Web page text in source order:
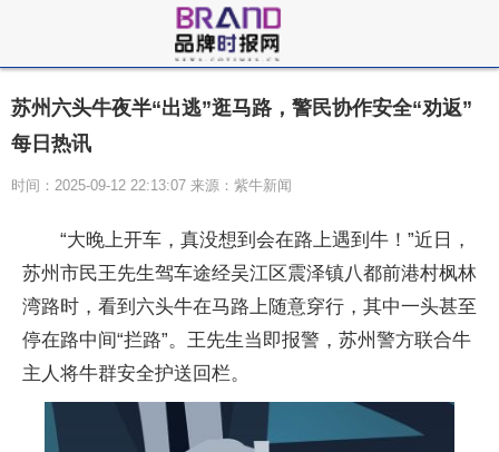
苏州六头牛夜半“出逃”逛马路，警民协作安全“劝返”
每日热讯
时间：2025-09-12 22:13:07 来源：紫牛新闻
“大晚上开车，真没想到会在路上遇到牛！”近日，
苏州市民王先生驾车途经吴江区震泽镇八都前港村枫林
湾路时，看到六头牛在马路上随意穿行，其中一头甚至
停在路中间“拦路”。王先生当即报警，苏州警方联合牛
主人将牛群安全护送回栏。